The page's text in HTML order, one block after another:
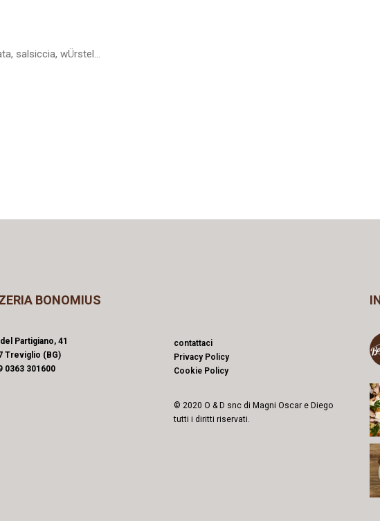
salsiccia, wÜrstel...
BONOMIUS
Partigiano, 41
Treviglio (BG)
0363 301600
contattaci
Privacy Policy
Cookie Policy
© 2020 O & D snc di Magni Oscar e Diego
tutti i diritti riservati.